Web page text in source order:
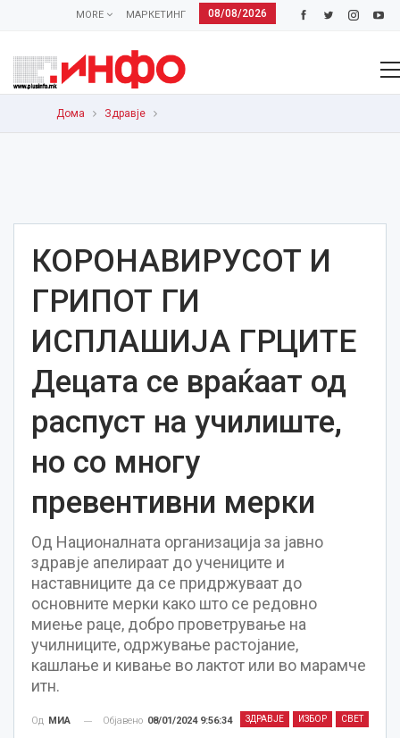
08/08/2026
МАРКЕТИНГ
MORE
Дома Здравје
КОРОНАВИРУСОТ И
ГРИПОТ ГИ
ИСПЛАШИЈА ГРЦИТЕ
Децата се враќаат од
распуст на училиште,
но со многу
превентивни мерки
Од Националната организација за јавно
здравје апелираат до учениците и
наставниците да се придржуваат до
основните мерки како што се редовно
миење раце, добро проветрување на
училниците, одржување растојание,
кашлање и кивање во лактот или во марамче
итн.
ЗДРАВЈЕ ИЗБОР СВЕТ
Од МИА Објавено 08/01/2024 9:56:34